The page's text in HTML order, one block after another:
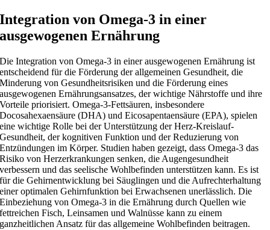
Integration von Omega-3 in einer
ausgewogenen Ernährung
Die Integration von Omega-3 in einer ausgewogenen Ernährung ist
entscheidend für die Förderung der allgemeinen Gesundheit, die
Minderung von Gesundheitsrisiken und die Förderung eines
ausgewogenen Ernährungsansatzes, der wichtige Nährstoffe und ihre
Vorteile priorisiert. Omega-3-Fettsäuren, insbesondere
Docosahexaensäure (DHA) und Eicosapentaensäure (EPA), spielen
eine wichtige Rolle bei der Unterstützung der Herz-Kreislauf-
Gesundheit, der kognitiven Funktion und der Reduzierung von
Entzündungen im Körper. Studien haben gezeigt, dass Omega-3 das
Risiko von Herzerkrankungen senken, die Augengesundheit
verbessern und das seelische Wohlbefinden unterstützen kann. Es ist
für die Gehirnentwicklung bei Säuglingen und die Aufrechterhaltung
einer optimalen Gehirnfunktion bei Erwachsenen unerlässlich. Die
Einbeziehung von Omega-3 in die Ernährung durch Quellen wie
fettreichen Fisch, Leinsamen und Walnüsse kann zu einem
ganzheitlichen Ansatz für das allgemeine Wohlbefinden beitragen.